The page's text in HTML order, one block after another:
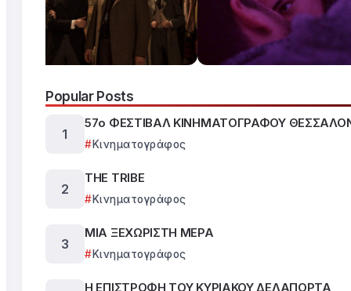
Popular Posts
57ο ΦΕΣΤΙΒΑΛ ΚΙΝΗΜΑΤΟΓΡΑΦΟΥ
Κινηματογράφος
THE TRIBE
Κινηματογράφος
ΜΙΑ ΞΕΧΩΡΙΣΤΗ ΜΕΡΑ
Κινηματογράφος
Η ΕΠΙΣΤΡΟΦΗ ΤΟΥ ΚΥΡΙΑΚΟΥ ΔΕΛΑΠΟΡΤΑ